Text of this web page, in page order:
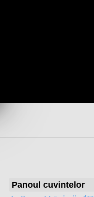
Panoul cuvintelor